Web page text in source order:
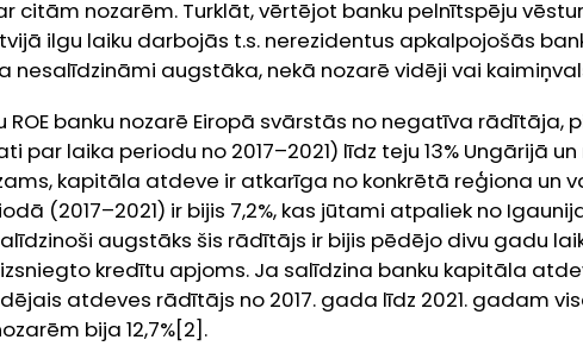
citām nozarēm. Turklāt, vērtējot banku pelnītspēju
ilgu laiku darbojās t.s. nerezidentus apkalpojošās
nesalīdzināmi augstāka, nekā nozarē vidēji vai
banku nozarē Eiropā svārstās no negatīva rādītāja,
par laika periodu no 2017–2021) līdz teju 13% Ungārijā un
kapitāla atdeve ir atkarīga no konkrētā reģiona un
(2017–2021) ir bijis 7,2%, kas jūtami atpaliek no
augstāks šis rādītājs ir bijis pēdējo divu gadu
kredītu apjoms. Ja salīdzina banku kapitāla
atdeves rādītājs no 2017. gada līdz 2021. gadam
bija 12,7%[2].